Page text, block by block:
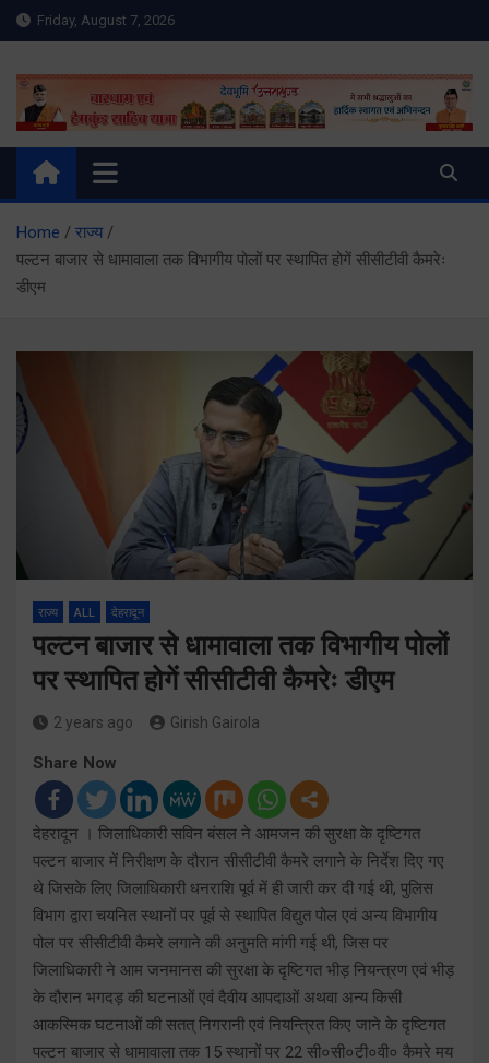
Skip
to
Friday, August 7, 2026
Meru Raibar | Uttarakhand
News | Uttarkashi News
meruraibar.com
Home
राज्य
पल्टन बाजार से धामावाला तक विभागीय पोलों पर स्थापित होगें सीसीटीवी कैमरेः
डीएम
राज्य ALL देहरादून
पल्टन बाजार से धामावाला तक विभागीय पोलों
पर स्थापित होगें सीसीटीवी कैमरेः डीएम
2 years ago Girish Gairola
Share Now
देहरादून । जिलाधिकारी सविन बंसल ने आमजन की सुरक्षा के दृष्टिगत
पल्टन बाजार में निरीक्षण के दौरान सीसीटीवी कैमरे लगाने के निर्देश दिए गए
थे जिसके लिए जिलाधिकारी धनराशि पूर्व में ही जारी कर दी गई थी, पुलिस
विभाग द्वारा चयनित स्थानों पर पूर्व से स्थापित विद्युत पोल एवं अन्य विभागीय
पोल पर सीसीटीवी कैमरे लगाने की अनुमति मांगी गई थी, जिस पर
जिलाधिकारी ने आम जनमानस की सुरक्षा के दृष्टिगत भीड़ नियन्त्रण एवं भीड़
के दौरान भगदड़ की घटनाओं एवं दैवीय आपदाओं अथवा अन्य किसी
आकस्मिक घटनाओं की सतत् निगरानी एवं नियन्त्रित किए जाने के दृष्टिगत
पल्टन बाजार से धामावाला तक 15 स्थानों पर 22 सी०सी०टी०वी० कैमरे मय